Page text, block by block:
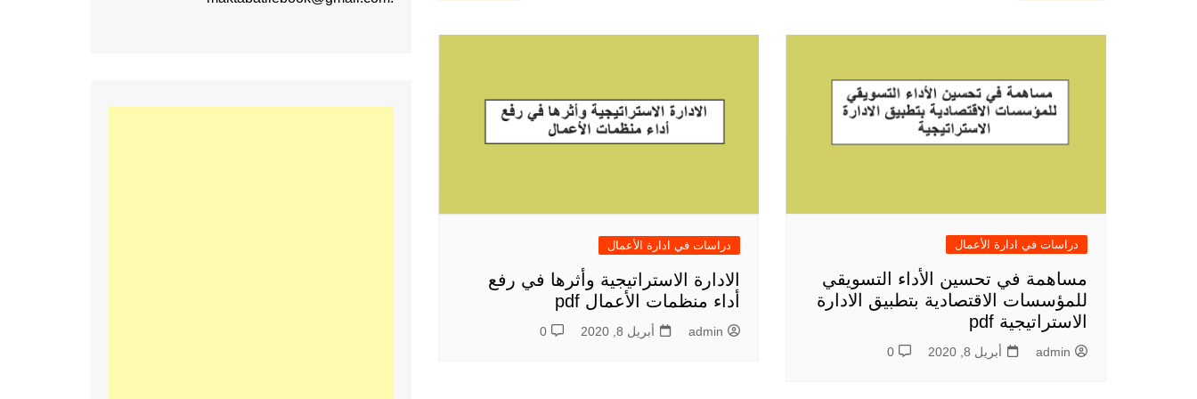
المقالات
دراسات في ادارة الأعمال
مساهمة في تحسين الأداء التسويقي
للمؤسسات الاقتصادية بتطبيق الادارة
الاستراتيجية pdf
admin أبريل 8, 2020 0
دراسات في ادارة الأعمال
الادارة الاستراتيجية وأثرها في رفع
أداء منظمات الأعمال pdf
admin أبريل 8, 2020 0